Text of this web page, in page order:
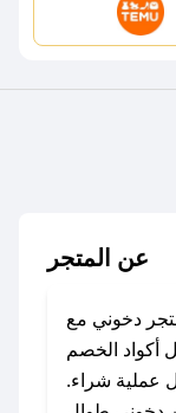
عن المتجر
دخوني مع
الخصم
عملية شراء.